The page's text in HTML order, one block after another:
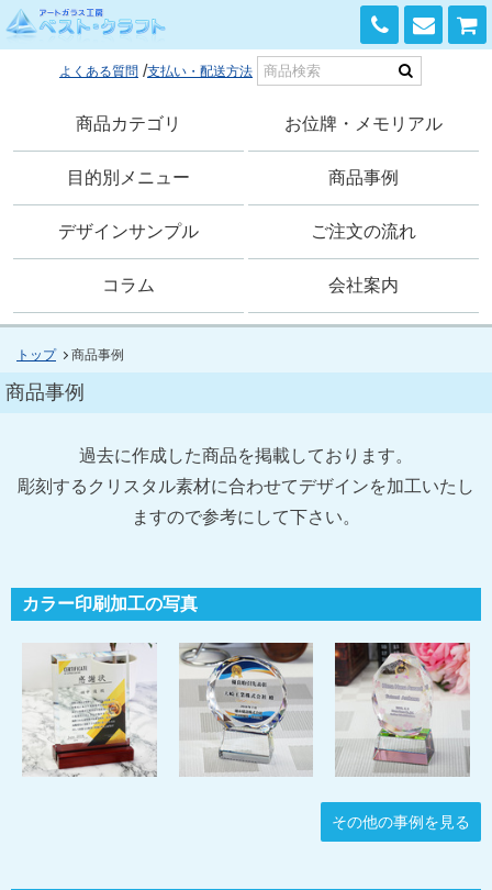
よくある質問 支払い・配送方法
0120-168-741
商品カテゴリ お位牌・メモリアル
目的別メニュー 商品事例
デザインサンプル ご注文の流れ
コラム 会社案内
トップ 商品事例
商品事例
過去に作成した商品を掲載しております。
彫刻するクリスタル素材に合わせてデザインを加工いたし
ますので参考にして下さい。
カラー印刷加工の写真
その他の事例を見る